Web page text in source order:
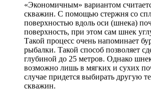
«Экономичным» вариантом
скважин. С помощью стержня со
поверхностью вдоль оси (шнека)
поверхность, при этом сам шнек
Такой процесс очень напоминает
рыбалки. Такой способ позволяет
глубиной до 25 метров. Однако
возможно лишь в мягких и сухих
случае придется выбирать другую
скважин.